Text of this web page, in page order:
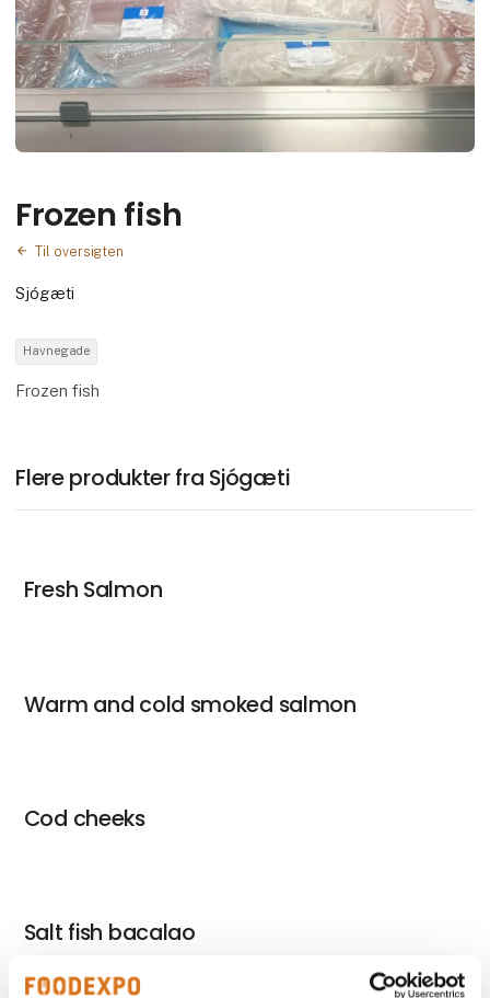
Frozen fish
Til oversigten
Sjógæti
Havnegade
Frozen fish
Flere produkter fra Sjógæti
Fresh Salmon
Warm and cold smoked salmon
Cod cheeks
Salt fish bacalao